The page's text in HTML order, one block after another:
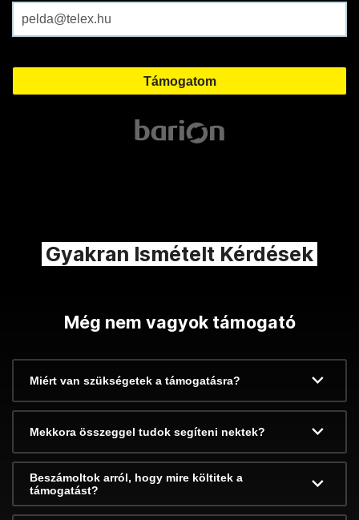
Gyakran Ismételt Kérdések
Még nem vagyok támogató
Miért van szükségetek a támogatásra?
Mekkora összeggel tudok segíteni nektek?
Beszámoltok arról, hogy mire költitek a
támogatást?